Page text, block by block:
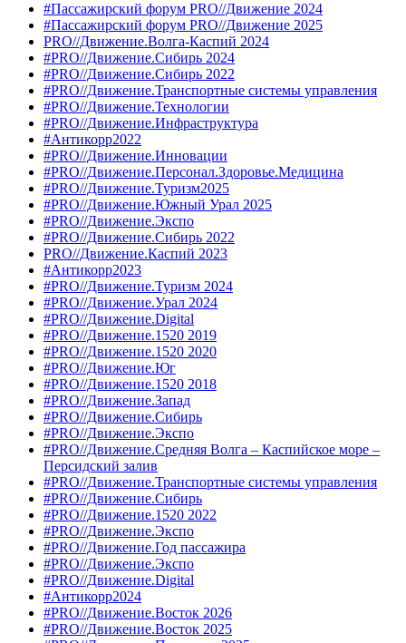
#Пассажирский форум PRO//Движение 2024
#Пассажирский форум PRO//Движение 2025
PRO//Движение.Волга-Каспий 2024
#PRO//Движение.Сибирь 2024
#PRO//Движение.Сибирь 2022
#PRO//Движение.Транспортные системы управления
#PRO//Движение.Технологии
#PRO//Движение.Инфраструктура
#Антикорр2022
#PRO//Движение.Инновации
#PRO//Движение.Персонал.Здоровье.Медицина
#PRO//Движение.Туризм2025
#PRO//Движение.Южный Урал 2025
#PRO//Движение.Экспо
#PRO//Движение.Сибирь 2022
PRO//Движение.Каспий 2023
#Антикорр2023
#PRO//Движение.Туризм 2024
#PRO//Движение.Урал 2024
#PRO//Движение.Digital
#PRO//Движение.1520 2019
#PRO//Движение.1520 2020
#PRO//Движение.Юг
#PRO//Движение.1520 2018
#PRO//Движение.Запад
#PRO//Движение.Сибирь
#PRO//Движение.Экспо
#PRO//Движение.Средняя Волга – Каспийское море –
Персидский залив
#PRO//Движение.Транспортные системы управления
#PRO//Движение.Сибирь
#PRO//Движение.1520 2022
#PRO//Движение.Экспо
#PRO//Движение.Год пассажира
#PRO//Движение.Экспо
#PRO//Движение.Digital
#Антикорр2024
#PRO//Движение.Восток 2026
#PRO//Движение.Восток 2025